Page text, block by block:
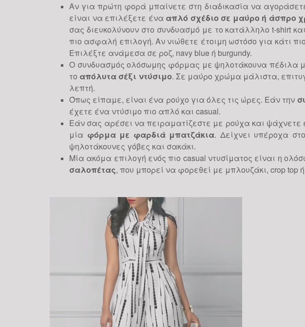
Αν για πρώτη φορά μπαίνετε στη διαδικασία να
είναι να επιλέξετε ένα απλό σχέδιο σε μαύρο ή άσπρο
σας διευκολύνουν στο συνδυασμό με το κατάλληλο t-shirt
πιο ασφαλή επιλογή. Αν νιώθετε έτοιμη ωστόσο για κάτι
Επιλέξτε ανάμεσα σε ροζ, navy blue ή burgundy.
Ο συνδυασμός ολόσωμης φόρμας με ψηλοτάκουνα πέδιλα
το απόλυτα σέξι ντύσιμο. Σε μαύρο χρώμα μάλιστα,
λεπτή.
Όπως είπαμε, είναι ένα ρούχο για όλες τις ώρες. Εάν την
έχετε ένα ντύσιμο πιο απλό και casual.
Εάν σας αρέσει να πειραματίζεστε με ρούχα και ψάχνετε
μία φόρμα με φαρδιά μπατζάκια. Δείχνει υπέροχα
ψηλοτάκουνες γόβες και σακάκι.
Μία ακόμα επιλογή ενός πιο casual ντυσίματος είναι η
σαλοπέτας, που μπορεί να φορεθεί με μπλουζάκι, crop top